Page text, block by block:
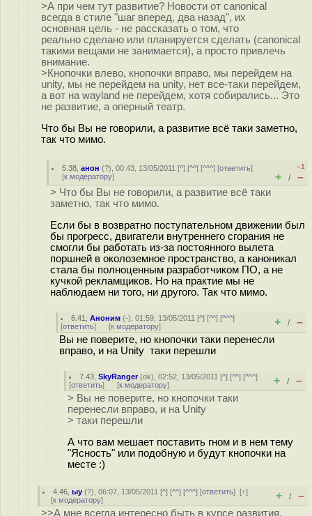
>А при чем тут развитие? Новости от canonical
всегда в стиле "шаг вперед, два назад", их
основная цель - не рассказать о том, что
реально сделано или планируется сделать (canonical
такими вещами не занимается), а просто привлечь
внимание.
>Кнопочки влево, кнопочки вправо, мы перейдем на
unity, мы не перейдем на unity, нет все-таки перейдем,
а вот на wayland не перейдем, хотя собирались... Это
не развитие, а оперный театр.
Что бы Вы не говорили, а развитие всё таки заметно,
так что мимо.
5.38 ,анон (?), 00:43, 13/05/2011 [^] [^^] [^^^] [ответить]
[к модератору]
–1
+ / –
> Что бы Вы не говорили, а развитие всё таки
заметно, так что мимо.
Если бы в возвратно поступательном движении был
бы прогресс, двигатели внутреннего сгорания не
смогли бы работать из-за постоянного вылета
поршней в околоземное пространство, а каноникал
стала бы полноценным разработчиком ПО, а не
кучкой рекламщиков. Но на практие мы не
наблюдаем ни того, ни другого. Так что мимо.
6.41 ,Аноним (-), 01:59, 13/05/2011 [^] [^^] [^^^]
[ответить] [к модератору] + / –
Вы не поверите, но кнопочки таки перенесли
вправо, и на Unity таки перешли
7.43 ,SkyRanger(ok), 02:52, 13/05/2011 [^] [^^] [^^^]
[ответить] [к модератору] + / –
> Вы не поверите, но кнопочки таки
перенесли вправо, и на Unity
> таки перешли
А что вам мешает поставить гном и в нем тему
"Ясность" или подобную и будут кнопочки на
месте :)
4.46 ,ыу (?), 06:07, 13/05/2011 [^] [^^] [^^^] [ответить][↑]
[к модератору] + / –
>>А мне всегда интересно быть в курсе развития.